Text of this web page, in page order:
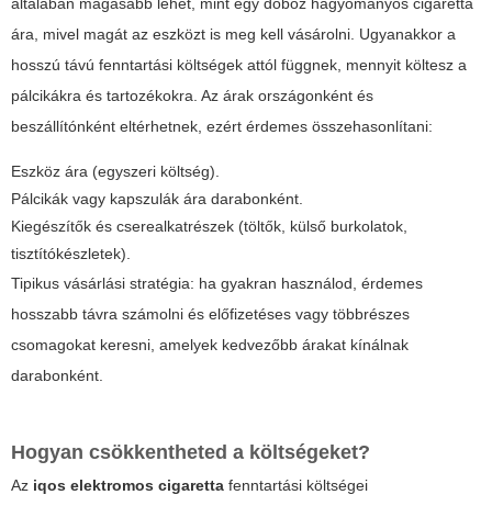
általában magasabb lehet, mint egy doboz hagyományos cigaretta
ára, mivel magát az eszközt is meg kell vásárolni. Ugyanakkor a
hosszú távú fenntartási költségek attól függnek, mennyit költesz a
pálcikákra és tartozékokra. Az árak országonként és
beszállítónként eltérhetnek, ezért érdemes összehasonlítani:
Eszköz ára (egyszeri költség).
Pálcikák vagy kapszulák ára darabonként.
Kiegészítők és cserealkatrészek (töltők, külső burkolatok,
tisztítókészletek).
Tipikus vásárlási stratégia: ha gyakran használod, érdemes
hosszabb távra számolni és előfizetéses vagy többrészes
csomagokat keresni, amelyek kedvezőbb árakat kínálnak
darabonként.
Hogyan csökkentheted a költségeket?
Az iqos elektromos cigaretta fenntartási költségei